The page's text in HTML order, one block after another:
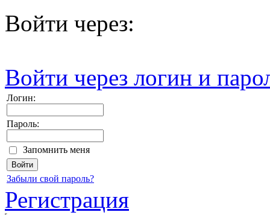
Войти через:
Войти через логин и
Логин:
Пароль:
Запомнить меня
Забыли свой пароль?
Регистрация